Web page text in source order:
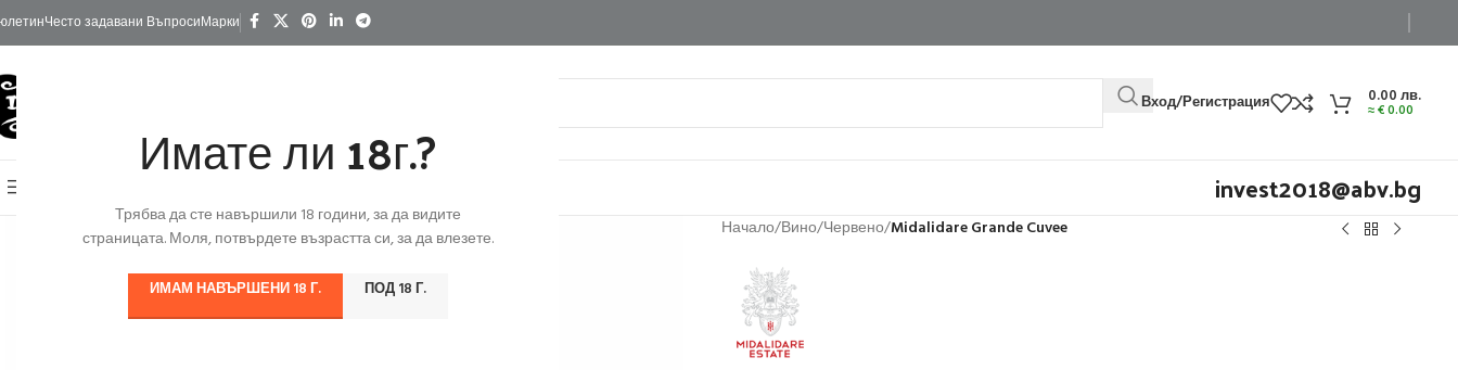
Имате ли 18г.?
Трябва да сте навършили 18 години, за да видите
страницата. Моля, потвърдете възрастта си, за да влезете.
ИМАМ НАВЪРШЕНИ 18 Г. ПОД 18 Г.
Често задавани ВъпросиМарки
Вход/Регистрация 0.00лв.
≈€0.00
invest2018@abv.bg
Начало/Вино/Червено/Midalidare Grande Cuvee